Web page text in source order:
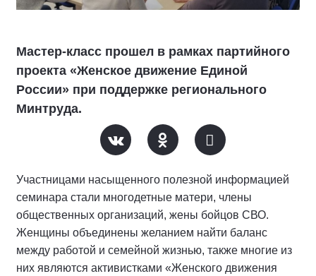
Мастер-класс прошел в рамках партийного
проекта «Женское движение Единой
России» при поддержке регионального
Минтруда.
Участницами насыщенного полезной информацией
семинара стали многодетные матери, члены
общественных организаций, жены бойцов СВО.
Женщины объединены желанием найти баланс
между работой и семейной жизнью, также многие из
них являются активистками «Женского движения